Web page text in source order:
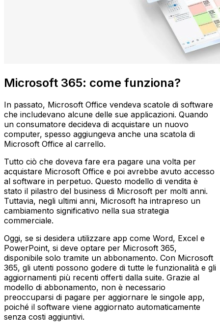
Microsoft 365: come funziona?
In passato, Microsoft Office vendeva scatole di software
che includevano alcune delle sue applicazioni. Quando
un consumatore decideva di acquistare un nuovo
computer, spesso aggiungeva anche una scatola di
Microsoft Office al carrello.
Tutto ciò che doveva fare era pagare una volta per
acquistare Microsoft Office e poi avrebbe avuto accesso
al software in perpetuo. Questo modello di vendita è
stato il pilastro del business di Microsoft per molti anni.
Tuttavia, negli ultimi anni, Microsoft ha intrapreso un
cambiamento significativo nella sua strategia
commerciale.
Oggi, se si desidera utilizzare app come Word, Excel e
PowerPoint, si deve optare per Microsoft 365,
disponibile solo tramite un abbonamento. Con Microsoft
365, gli utenti possono godere di tutte le funzionalità e gli
aggiornamenti più recenti offerti dalla suite. Grazie al
modello di abbonamento, non è necessario
preoccuparsi di pagare per aggiornare le singole app,
poiché il software viene aggiornato automaticamente
senza costi aggiuntivi.